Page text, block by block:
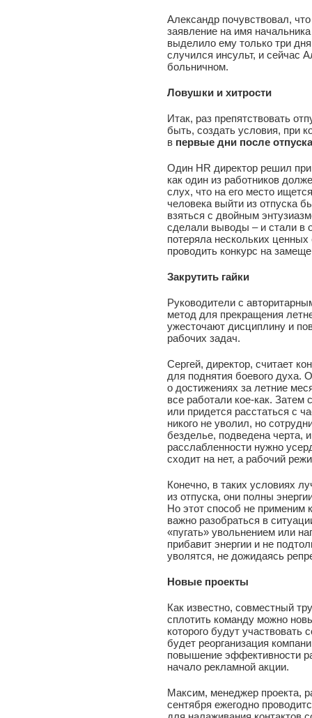
Александр почувствовал,
заявление на имя
выделило ему только три
случился инсульт, и сейчас
больничном.
Ловушки и хитрости
Итак, раз препятствовать
быть, создать условия, при
в первые дни после отпуска
Один HR директор решил
как один из работников
слух, что на его место
человека выйти из отпуска
взяться с двойным
сделали выводы – и стали в
потеряла нескольких
проводить конкурс на
Закрутить гайки
Руководители с
метод для прекращения
ужесточают дисциплину и
рабочих задач.
Сергей, директор, считает
для поднятия боевого духа.
о достижениях за летние
все работали кое-как.
или придется расстаться с
никого не уволил, но
безделье, подведена черта,
расслабленности нужно
сходит на нет, а рабочий
Конечно, в таких условиях
из отпуска, они полны
Но этот способ не применим
важно разобраться в
«пугать» увольнением или
прибавит энергии и не
уволятся, не дожидаясь
Новые проекты
Как известно, совместный
сплотить команду можно
которого будут участвовать
будет реорганизация
повышение эффективности
начало рекламной акции.
Максим, менеджер проекта,
сентября ежегодно